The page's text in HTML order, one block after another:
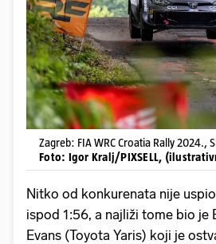
Zagreb: FIA WRC Croatia Rally 2024.,
Foto: Igor Kralj/PIXSELL,
Nitko od konkurenata nije
ispod 1:56, a najliži tome bio je
Evans (Toyota Yaris) koji je